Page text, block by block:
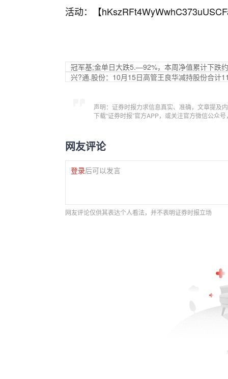
活动：【
冠军基;金单日大跌5.—92%，本周净值累计下跌
兴?通.股份：10月15日高管王良华减持股份合计
声明：证券时报力求信息真实、准确，文章提及
下载“证券时报”官方APP，或关注官方微信公众
网友评论
登录后可以发言
网友评论仅供其表达个人看法，并不表明证券时报立场